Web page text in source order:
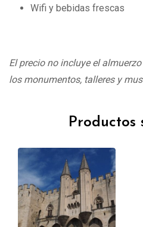
Wifi y bebidas frescas
El precio no incluye el
los monumentos, talleres y
Productos